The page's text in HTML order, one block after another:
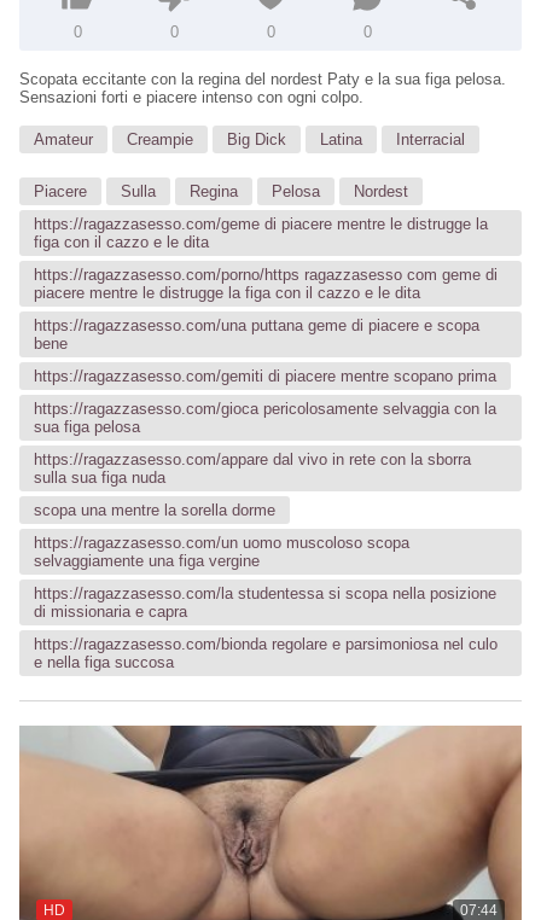
0 0 0 0
Scopata eccitante con la regina del nordest Paty e la sua figa pelosa.
Sensazioni forti e piacere intenso con ogni colpo.
Amateur Creampie Big Dick Latina Interracial
Piacere Sulla Regina Pelosa
Nordest
https://ragazzasesso.com/geme di piacere mentre le distrugge la
figa con il cazzo e le dita
https://ragazzasesso.com/porno/https ragazzasesso com geme di
piacere mentre le distrugge la figa con il cazzo e le dita
https://ragazzasesso.com/una puttana geme di piacere e scopa
bene
https://ragazzasesso.com/gemiti di piacere mentre scopano prima
https://ragazzasesso.com/gioca pericolosamente selvaggia con la
sua figa pelosa
https://ragazzasesso.com/appare dal vivo in rete con la sborra
sulla sua figa nuda
scopa una mentre la sorella dorme
https://ragazzasesso.com/un uomo muscoloso scopa
selvaggiamente una figa vergine
https://ragazzasesso.com/la studentessa si scopa nella posizione
di missionaria e capra
https://ragazzasesso.com/bionda regolare e parsimoniosa nel culo
e nella figa succosa
HD 07:44